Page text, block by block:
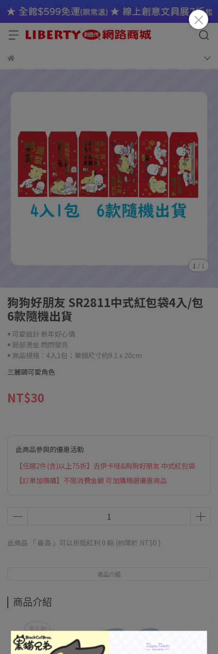
1 / 1
狗狗好朋友 SR2811中式紅包袋4入/包
6款隨機出貨
￭ 可愛設計 新年好心情
￭ 局部燙金 閃閃發亮
￭ 商品規格：4入1包；單個尺寸約9.1 x 20cm
三麗鷗可愛角色
NT$30
此商品參與的優惠活動
【任選2件(含)以上75折】吉伊卡哇&狗狗好朋友 中式紅包袋
【訂單加價購】不限消費金額 可加購精選優惠商品
此商品 「 最高 」可以折抵紅利 0 點 (約等於 NT$0 )
商品介紹
商品介紹